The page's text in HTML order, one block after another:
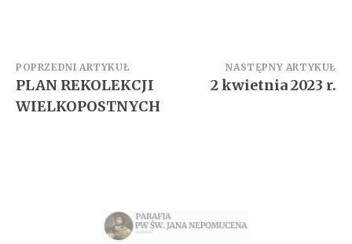
Zobacz
wpisy
POPRZEDNI ARTYKUŁ
PLAN REKOLEKCJI
WIELKOPOSTNYCH
NASTĘPNY ARTYKUŁ
2 kwietnia 2023 r.